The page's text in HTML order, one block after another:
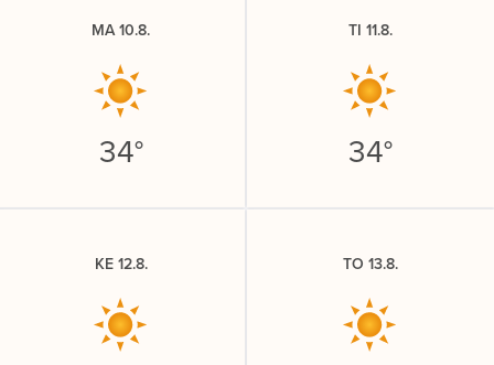
MA 10.8.
34°
TI 11.8.
34°
KE 12.8. TO 13.8.